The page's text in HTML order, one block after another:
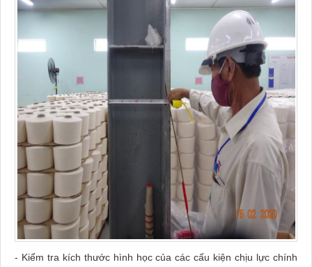
- Kiểm tra kích thước hình học của các cấu kiện chịu lực chính